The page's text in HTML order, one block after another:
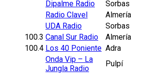
Dipalme Radio
Sorbas
Radio Clavel
Almería
UDA Radio
Sorbas
100.3 Canal Sur Radio Almería
100.4 Los 40 Poniente Adra
Onda Vip – La
Jungla Radio
Pulpí